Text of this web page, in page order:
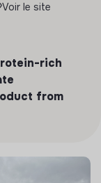
Voir le site
rich
from